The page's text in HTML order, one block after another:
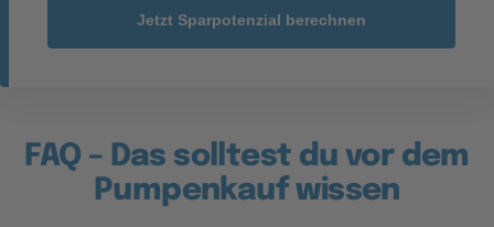
Jetzt Sparpotenzial berechnen
FAQ – Das solltest du vor dem
Pumpenkauf wissen